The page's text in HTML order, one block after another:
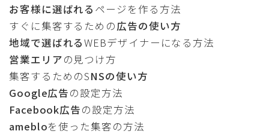
お客様に選ばれる ページを作る方法
すぐに集客するための広告の使い方
地域で選ばれるWEBデザイナーになる方法
営業エリアの見つけ方
集客するためのSNSの使い方
Google広告の設定方法
Facebook広告の設定方法
amebloを使った集客の方法